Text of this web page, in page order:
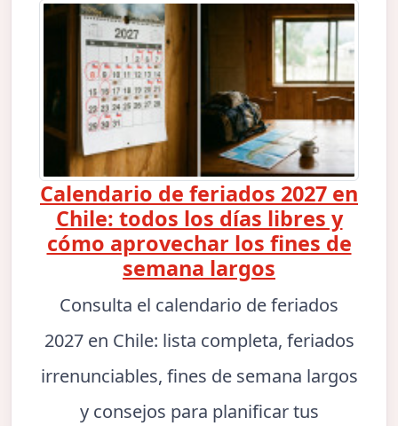
Calendario de feriados 2027 en
Chile: todos los días libres y
cómo aprovechar los fines de
semana largos
Consulta el calendario de feriados
2027 en Chile: lista completa, feriados
irrenunciables, fines de semana largos
y consejos para planificar tus